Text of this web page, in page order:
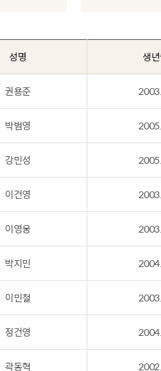
성명 생
권용준
박범영
강민성
이건영
이영웅
박지민
이민철
정건영
곽동혁